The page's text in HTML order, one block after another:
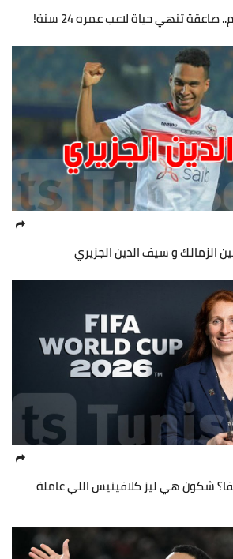
تنهي حياة لاعب عمره 24 سنة!
الزمالك و سيف الدين الجزيري
شكون هي ليز كلافينيس اللي عاملة